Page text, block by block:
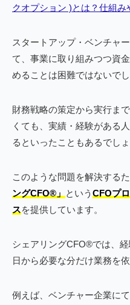
クオプション )とは？仕組み
スタートアップ・ベンチャ
て、事業に取り組みつつ資
めることは困難ではないでし
財務戦略の策定から実行ま
くても、実績・経験がある
るといったこともあるでしょ
このような問題を解決する
ングCFO®︎」 という CFOプ
スを提供しています。
シェアリングCFO®︎では、
日から必要な分だけ業務を
例えば、ベンチャー企業に